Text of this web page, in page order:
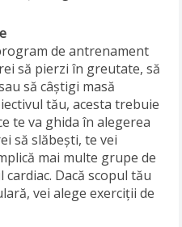
de antrenament
să pierzi în greutate, să
să câștigi masă
tău, acesta trebuie
te va ghida în alegerea
să slăbești, te vei
mai multe grupe de
Dacă scopul tău
vei alege exerciții de